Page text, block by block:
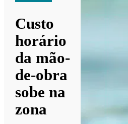
Custo
horário
da mão-
de-obra
sobe na
zona